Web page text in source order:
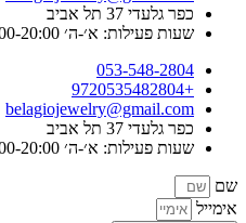
כפר גלעדי 37 תל אביב
שעות פעילות: א׳-ה׳ 09:00-20:00 ו׳ וערבי חג 9:00-15:00
053-548-2804
+9720535482804
belagiojewelry@gmail.com
כפר גלעדי 37 תל אביב
שעות פעילות: א׳-ה׳ 09:00-20:00 ו׳ וערבי חג 9:00-15:00
שם
אימייל